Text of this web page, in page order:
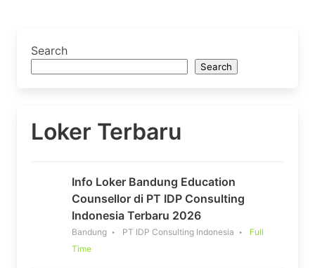
Search
Search
Loker Terbaru
Info Loker Bandung Education
Counsellor di PT IDP Consulting
Indonesia Terbaru 2026
Bandung PT IDP Consulting Indonesia
Full
Time